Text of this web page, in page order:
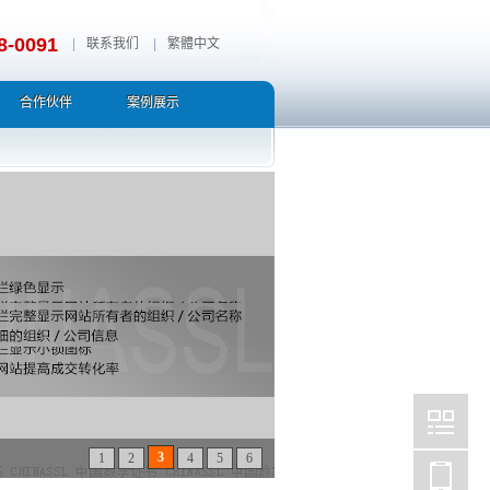
0091 联系我们 繁體中文
合作伙伴 案例展示
1 2 3 4 5 6